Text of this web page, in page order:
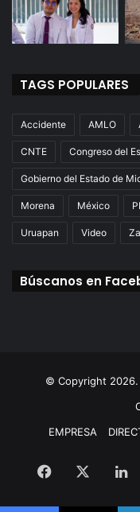
TAGS POPULARES
Accidente AMLO
CNTE Congreso del
Gobierno del Estado de
Morena México
Uruapan Video
Búscanos en
© Copyright
EMPRESA
Facebook